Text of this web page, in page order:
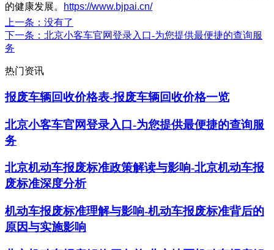
的健康发展。
https://www.bjpai.cn/
上一条 ：没有了
下一条 ：北京小客车官网登录入口-为您提供最便捷的查询服
务
热门资讯
报废车辆回收价格表-报废车辆回收价格一览
北京小客车官网登录入口-为您提供最便捷的查询服
务
北京机动车报废标准政策解读与影响-北京机动车报
废标准深度分析
机动车报废标准理解与影响-机动车报废标准背后的
原因与实施影响